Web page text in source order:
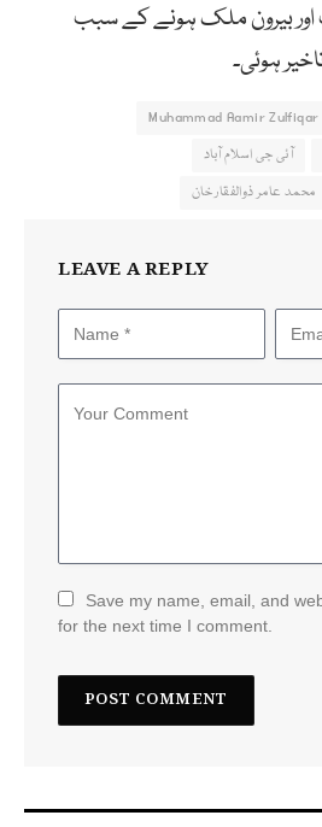
بیرون ملک ہونے کے سبب
ہوئی۔
Muhammad Aamir Zulfiqar
آئی جی اسلام آباد
محمد عامر ذوالفقار خان
LEAVE A REPLY
Save my name, email, and
for the next time I comment.